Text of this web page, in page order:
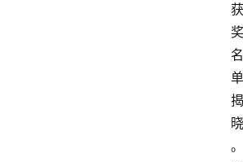
获
奖
名
单
揭
晓
。